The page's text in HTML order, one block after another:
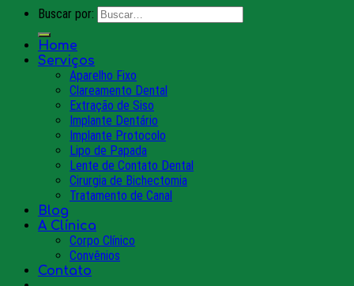
Buscar por:
Home
Serviços
Aparelho Fixo
Clareamento Dental
Extração de Siso
Implante Dentário
Implante Protocolo
Lipo de Papada
Lente de Contato Dental
Cirurgia de Bichectomia
Tratamento de Canal
Blog
A Clínica
Corpo Clínico
Convênios
Contato